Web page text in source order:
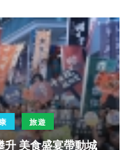
旅遊
升 美食盛宴帶動城